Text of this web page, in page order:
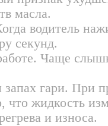
масла.
водитель
секунд.
Чаще
гари. При
что жидкость
и износа.